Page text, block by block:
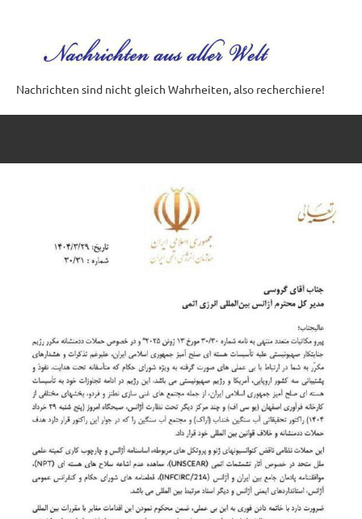
springen
Nachrichten sind nicht gleich Wahrheiten, also recherchiere!